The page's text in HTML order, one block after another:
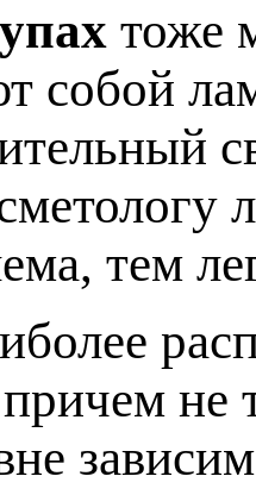
тоже
собой
тем
не